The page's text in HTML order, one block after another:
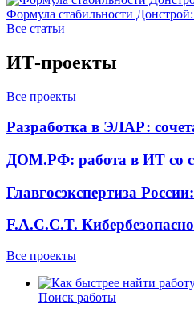
Формула стабильности
Все статьи
ИТ-проекты
Все проекты
Разработка в ЭЛАР:
ДОМ.РФ: работа в ИТ со
Главгосэкспертиза
F.A.C.C.T.
Все проекты
Поиск работы